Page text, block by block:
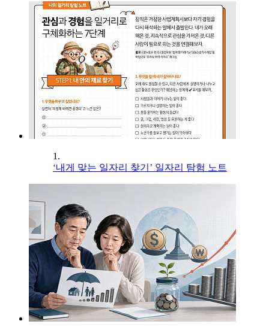
1.
‘내게 맞는 일자리 찾기’ 일자리 탐험 노트